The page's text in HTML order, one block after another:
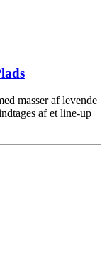
masser af levende
af et line-up